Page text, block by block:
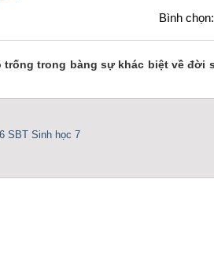
Bình chọn:
trong bàng sự khác biệt về đời
SBT Sinh học 7